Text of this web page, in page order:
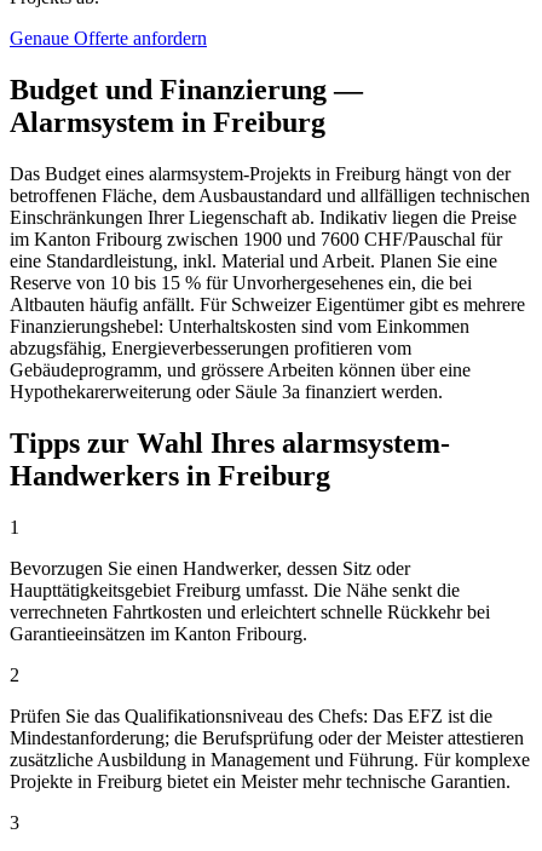
Genaue Offerte anfordern
Budget und Finanzierung —
Alarmsystem in Freiburg
Das Budget eines alarmsystem-Projekts in Freiburg hängt von der
betroffenen Fläche, dem Ausbaustandard und allfälligen technischen
Einschränkungen Ihrer Liegenschaft ab. Indikativ liegen die Preise
im Kanton Fribourg zwischen 1900 und 7600 CHF/Pauschal für
eine Standardleistung, inkl. Material und Arbeit. Planen Sie eine
Reserve von 10 bis 15 % für Unvorhergesehenes ein, die bei
Altbauten häufig anfällt. Für Schweizer Eigentümer gibt es mehrere
Finanzierungshebel: Unterhaltskosten sind vom Einkommen
abzugsfähig, Energieverbesserungen profitieren vom
Gebäudeprogramm, und grössere Arbeiten können über eine
Hypothekarerweiterung oder Säule 3a finanziert werden.
Tipps zur Wahl Ihres alarmsystem-
Handwerkers in Freiburg
1
Bevorzugen Sie einen Handwerker, dessen Sitz oder
Haupttätigkeitsgebiet Freiburg umfasst. Die Nähe senkt die
verrechneten Fahrtkosten und erleichtert schnelle Rückkehr bei
Garantieeinsätzen im Kanton Fribourg.
2
Prüfen Sie das Qualifikationsniveau des Chefs: Das EFZ ist die
Mindestanforderung; die Berufsprüfung oder der Meister attestieren
zusätzliche Ausbildung in Management und Führung. Für komplexe
Projekte in Freiburg bietet ein Meister mehr technische Garantien.
3